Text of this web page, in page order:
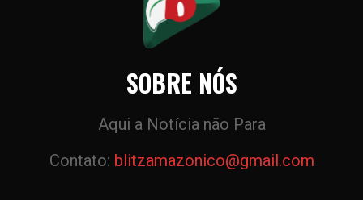
SOBRE NÓS
Aqui a Notícia não Para
Contato: blitzamazonico@gmail.com